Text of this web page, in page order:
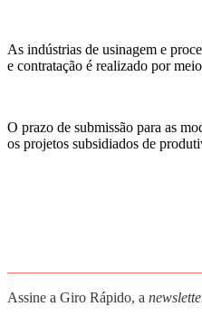
As indústrias de usinagem e
e contratação é realizado por
O prazo de submissão para as
os projetos subsidiados de
Assine a Giro Rápido, a